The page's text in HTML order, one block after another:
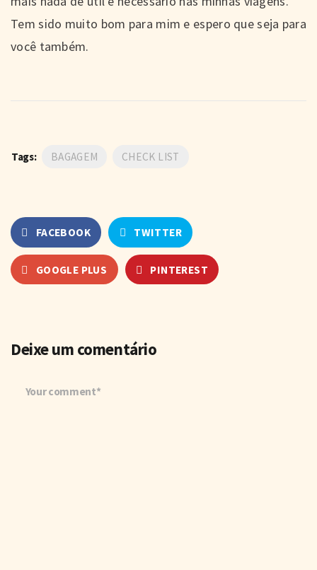
Tem sido muito bom para mim e espero que seja para
você também.
Tags: BAGAGEM CHECK LIST
FACEBOOK TWITTER
GOOGLE PLUS PINTEREST
Deixe um comentário
Your comment*